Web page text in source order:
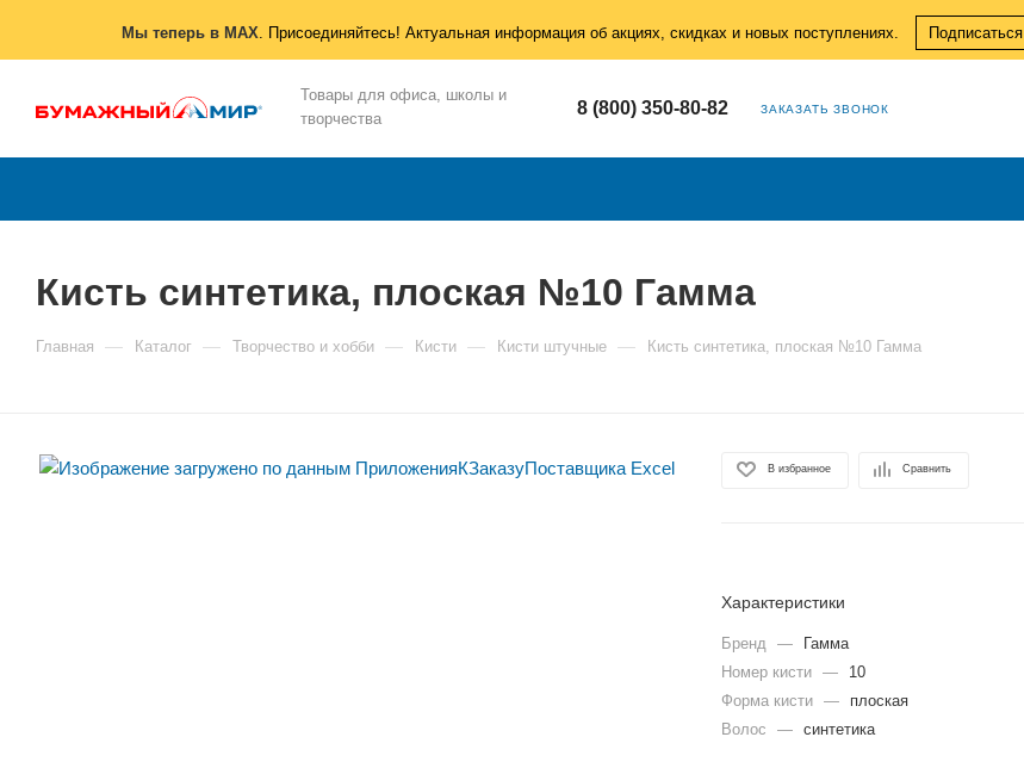
Мы теперь в MAX. Присоединяйтесь! Актуальная информация об акциях, скидках и новых поступлениях. Подписаться
Товары для офиса, школы и
творчества
8 (800) 350-80-82 ЗАКАЗАТЬ ЗВОНОК
Кисть синтетика, плоская №10 Гамма
Главная — Каталог — Творчество и хобби — Кисти — Кисти штучные — Кисть синтетика, плоская №10 Гамма
В избранное Сравнить
Характеристики
Бренд —
Гамма
Номер кисти
—
10
Форма кисти
—
плоская
Волос
— синтетика